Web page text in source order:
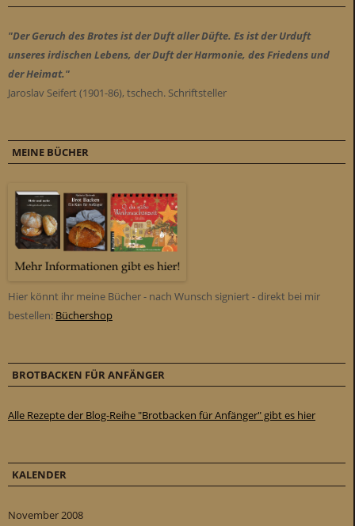
"Der Geruch des Brotes ist der Duft aller Düfte. Es ist der Urduft
unseres irdischen Lebens, der Duft der Harmonie, des Friedens und
der Heimat."
Jaroslav Seifert (1901-86), tschech. Schriftsteller
MEINE BÜCHER
Hier könnt ihr meine Bücher - nach Wunsch signiert - direkt bei mir
bestellen: Büchershop
BROTBACKEN FÜR ANFÄNGER
Alle Rezepte der Blog-Reihe "Brotbacken für Anfänger" gibt es hier
KALENDER
November 2008